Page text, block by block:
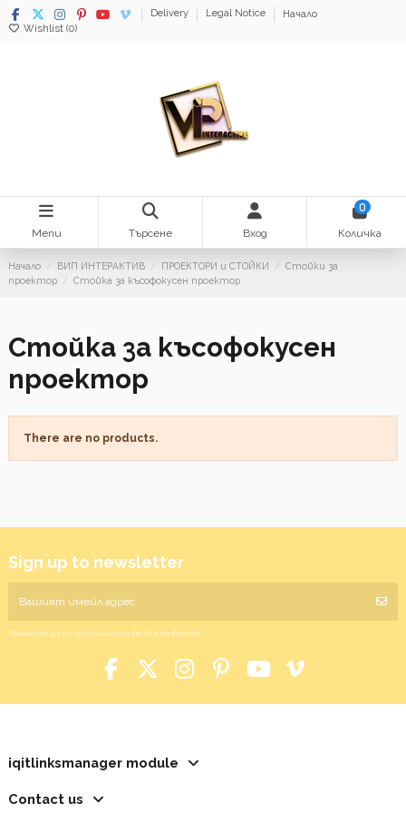
Delivery Legal Notice
Начало
Wishlist (0)
Menu Търсене Вход
0
Количка
Начало ВИП ИНТЕРАКТИВ ПРОЕКТОРИ и СТОЙКИ
Стойки за
проектор
Стойка за късофокусен проектор
Стойка за късофокусен
проектор
There are no products.
Sign up to newsletter
Можете да се отпишете по всяко време.
iqitlinksmanager module
Contact us